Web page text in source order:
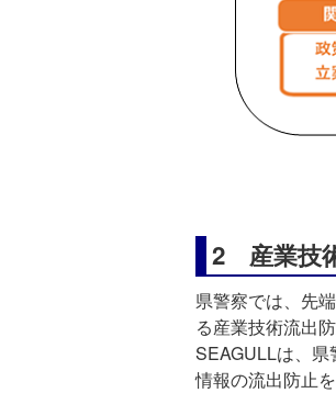
2 産業技
県警察では、先
る産業技術流出
SEAGULLは、
情報の流出防止